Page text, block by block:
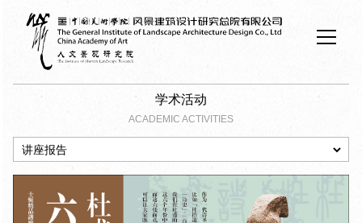
学术活动
ACADEMIC ACTIVITIES